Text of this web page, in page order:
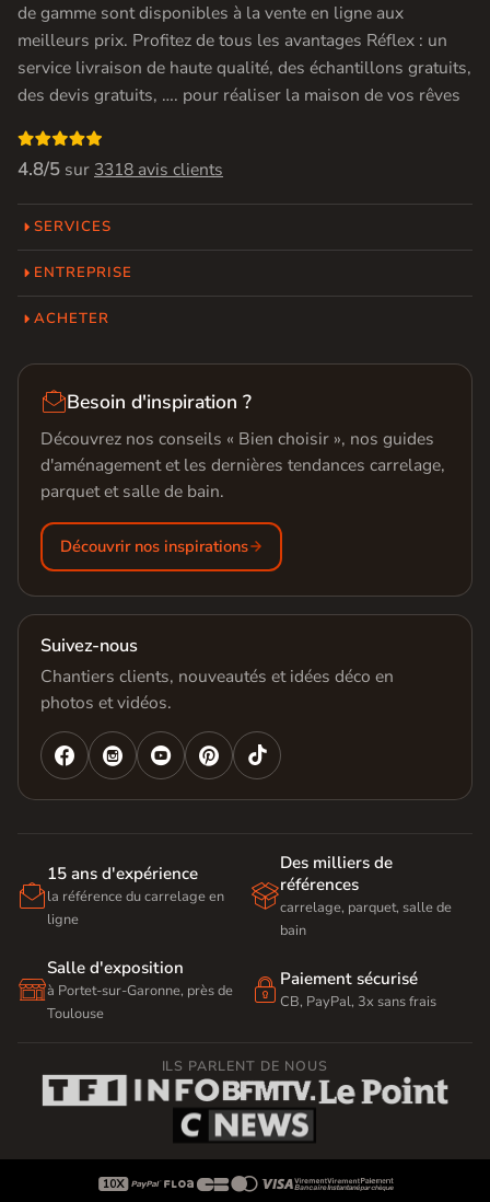
de gamme sont disponibles à la vente en ligne aux
meilleurs prix. Profitez de tous les avantages Réflex : un
service livraison de haute qualité, des échantillons gratuits,
des devis gratuits, …. pour réaliser la maison de vos rêves

4.8/5 sur 3318 avis clients
SERVICES
ENTREPRISE
ACHETER
Besoin d'inspiration ?
Découvrez nos conseils « Bien choisir », nos guides
d'aménagement et les dernières tendances carrelage,
parquet et salle de bain.
Découvrir nos inspirations
Suivez-nous
Chantiers clients, nouveautés et idées déco en
photos et vidéos.
   

15 ans d'expérience
la référence du carrelage en
ligne

Des milliers de
références
carrelage, parquet, salle de
bain

Salle d'exposition
à Portet-sur-Garonne, près de
Toulouse
 Paiement sécurisé
CB, PayPal, 3x sans frais
ILS PARLENT DE NOUS
